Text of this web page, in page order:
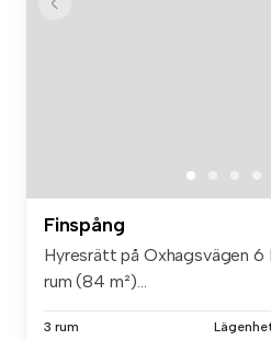
Finspång
Hyresrätt på Oxhagsvägen 6
rum (84 m²)...
3 rum